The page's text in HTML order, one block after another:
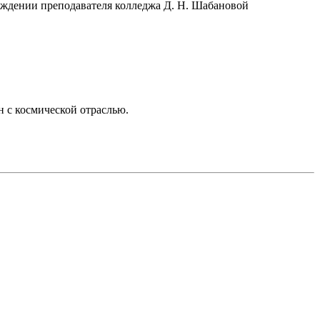
преподавателя колледжа Д. Н. Шабановой
с космической отраслью.